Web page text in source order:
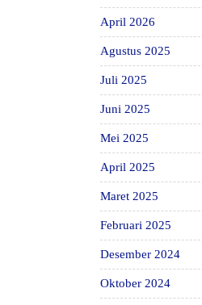
April 2026
Agustus 2025
Juli 2025
Juni 2025
Mei 2025
April 2025
Maret 2025
Februari 2025
Desember 2024
Oktober 2024